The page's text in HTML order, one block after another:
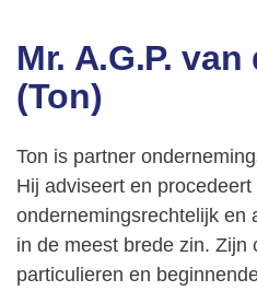
Mr. A.G.P.
(Ton)
Ton is partner
Hij adviseert en procedeert
ondernemingsrechtelijk en
in de meest brede zin. Zijn
particulieren en